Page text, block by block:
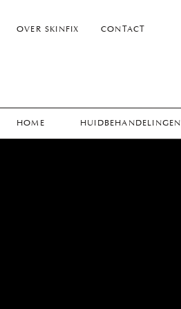
CONTACT
OVER SKINFIX
HOME HUIDBEHANDELINGEN